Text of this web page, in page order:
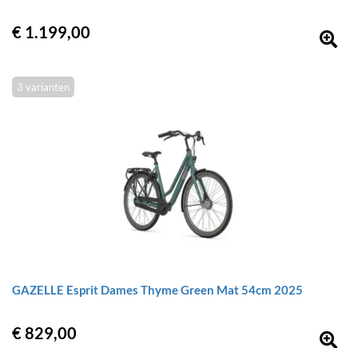
€ 1.199,00
GAZELLE Esprit Dames Thyme Green Mat 54cm 2025
3 varianten
€ 829,00